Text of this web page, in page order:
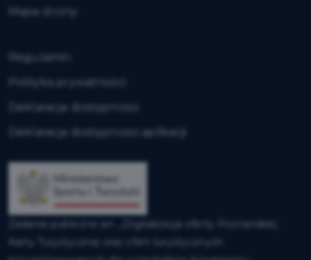
Mapa strony
Regulamin
Polityka prywatności
Deklaracja dostępności
Deklaracja dostępności aplikacji
Zadanie publiczne pn. „Digitalizacja oferty Poznańskiej
Karty Turystycznej oraz ofert turystycznych